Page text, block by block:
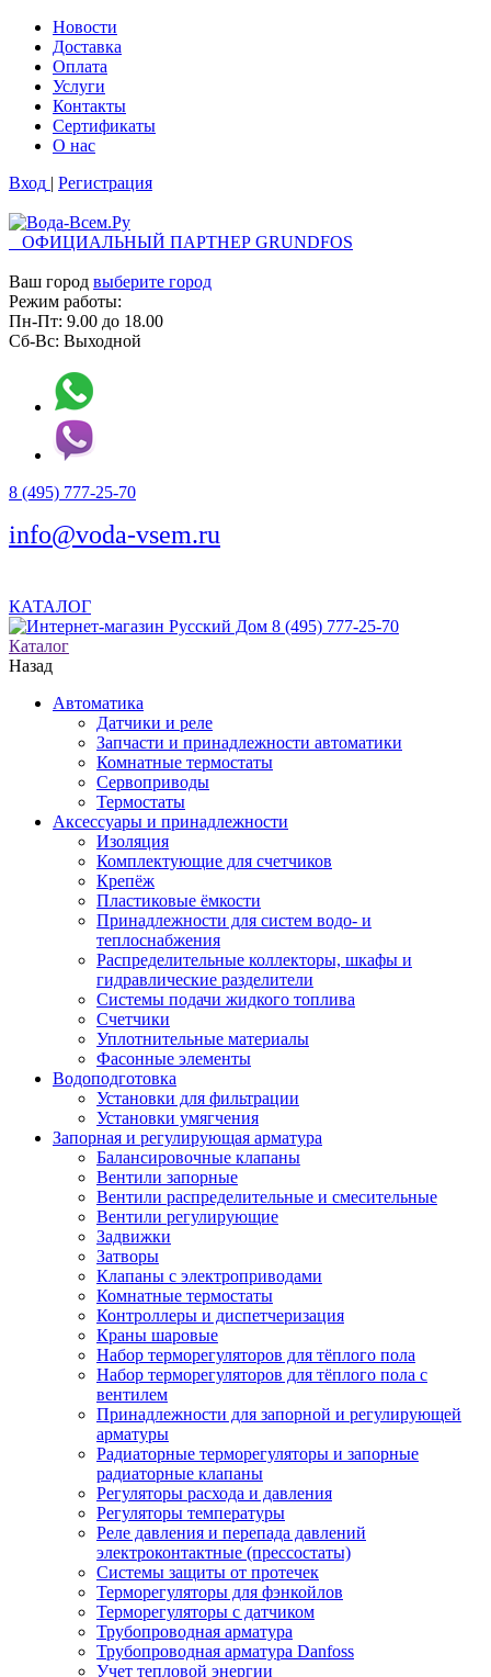
Новости
Доставка
Оплата
Услуги
Контакты
Cертификаты
О нас
Вход | Регистрация
ОФИЦИАЛЬНЫЙ ПАРТНЕР GRUNDFOS
Ваш город выберите город
Режим работы:
Пн-Пт: 9.00 до 18.00
Сб-Вс: Выходной
8 (495) 777-25-70
info@voda-vsem.ru
КАТАЛОГ
8 (495) 777-25-70
Каталог
Назад
Автоматика
Датчики и реле
Запчасти и принадлежности автоматики
Комнатные термостаты
Сервоприводы
Термостаты
Аксессуары и принадлежности
Изоляция
Комплектующие для счетчиков
Крепёж
Пластиковые ёмкости
Принадлежности для систем водо- и
теплоснабжения
Распределительные коллекторы, шкафы и
гидравлические разделители
Системы подачи жидкого топлива
Счетчики
Уплотнительные материалы
Фасонные элементы
Водоподготовка
Установки для фильтрации
Установки умягчения
Запорная и регулирующая арматура
Балансировочные клапаны
Вентили запорные
Вентили распределительные и смесительные
Вентили регулирующие
Задвижки
Затворы
Клапаны с электроприводами
Комнатные термостаты
Контроллеры и диспетчеризация
Краны шаровые
Набор терморегуляторов для тёплого пола
Набор терморегуляторов для тёплого пола с
вентилем
Принадлежности для запорной и регулирующей
арматуры
Радиаторные терморегуляторы и запорные
радиаторные клапаны
Регуляторы расхода и давления
Регуляторы температуры
Реле давления и перепада давлений
электроконтактные (прессостаты)
Системы защиты от протечек
Терморегуляторы для фэнкойлов
Терморегуляторы с датчиком
Трубопроводная арматура
Трубопроводная арматура Danfoss
Учет тепловой энергии